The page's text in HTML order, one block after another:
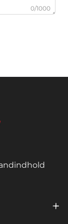
0/1000